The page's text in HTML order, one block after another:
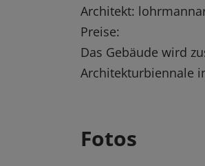
Architekt:
Preise:
Das Gebäude wird
Architekturbiennale
Fotos